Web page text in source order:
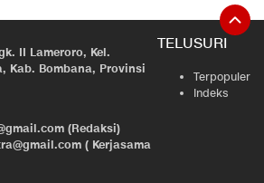
II Lameroro, Kel.
Kab. Bombana, Provinsi
(Redaksi)
( Kerjasama
TELUSURI
Terpopuler
Indeks